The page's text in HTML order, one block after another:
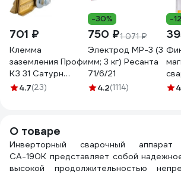
701 ₽
Клемма
заземления Профи
КЗ 31 Сатурн
4627163100154
4.7(23)
-30%
750 ₽1 071 ₽
Электрод МР-3 (3
мм; 3 кг) Ресанта
71/6/21
4.2(1114)
-
О товаре
Инверторный сварочный
СА-190К представляет собой
высокой продолжительностью